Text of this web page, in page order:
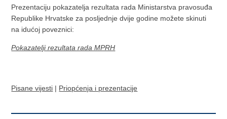
Prezentaciju pokazatelja rezultata rada Ministarstva pravosuđa
Republike Hrvatske za posljednje dvije godine možete skinuti
na idućoj poveznici:
Pokazatelji rezultata rada MPRH
Pisane vijesti | Priopćenja i prezentacije